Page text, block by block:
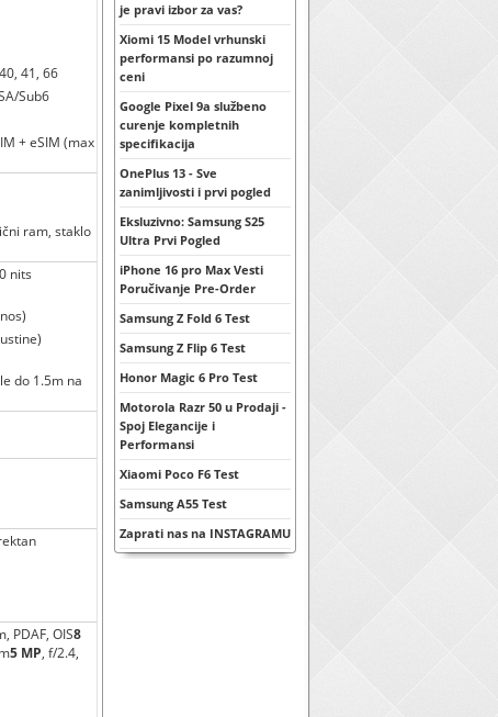
41, 66
Sub6
+ eSIM (max
ram, staklo
nits
do 1.5m na
PDAF, OIS8
5 MP, f/2.4,
je pravi izbor za vas?
Xiomi 15 Model vrhunski
performansi po razumnoj
ceni
Google Pixel 9a službeno
curenje kompletnih
specifikacija
OnePlus 13 - Sve
zanimljivosti i prvi pogled
Eksluzivno: Samsung S25
Ultra Prvi Pogled
iPhone 16 pro Max Vesti
Poručivanje Pre-Order
Samsung Z Fold 6 Test
Samsung Z Flip 6 Test
Honor Magic 6 Pro Test
Motorola Razr 50 u Prodaji -
Spoj Elegancije i
Performansi
Xiaomi Poco F6 Test
Samsung A55 Test
Zaprati nas na INSTAGRAMU